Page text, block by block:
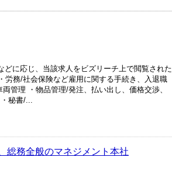
どに応じ、当該求人をビズリーチ上で閲覧された
労務/社会保険など雇用に関する手続き、入退職
管理 ・物品管理/発注、払い出し、価格交渉、
秘書/...
総務全般のマネジメント本社